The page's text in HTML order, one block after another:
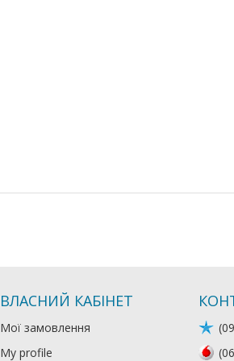
ВЛАСНИЙ КАБІНЕТ
Мої замовлення
My profile